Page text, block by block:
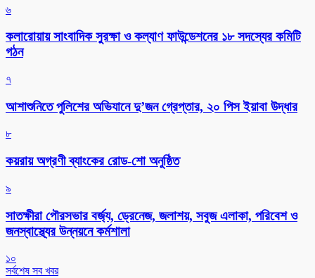
৬
কলারোয়ায় সাংবাদিক সুরক্ষা ও কল্যাণ ফাউন্ডেশনের ১৮ সদস্যের কমিটি
গঠন
৭
আশাশুনিতে পুলিশের অভিযানে দু’জন গ্রেপ্তার, ২০ পিস ইয়াবা উদ্ধার
৮
কয়রায় অগ্রণী ব্যাংকের রোড-শো অনুষ্ঠিত
৯
সাতক্ষীরা পৌরসভার বর্জ্য, ড্রেনেজ, জলাশয়, সবুজ এলাকা, পরিবেশ ও
জনস্বাস্থ্যের উন্নয়নে কর্মশালা
১০
সর্বশেষ সব খবর